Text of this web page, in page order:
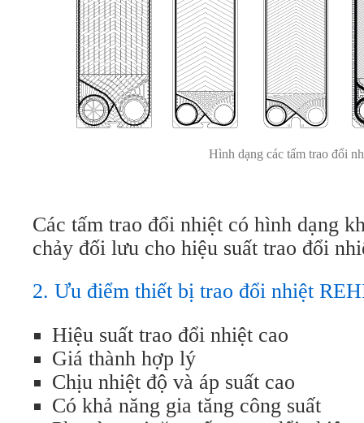
Hình dạng các tấm trao đổi
Các tấm trao đổi nhiệt có hình dạng
chảy đối lưu cho hiệu suất trao đổi
2. Ưu điểm thiết bị trao đổi nhiệt
Hiệu suất trao đổi nhiệt cao
Giá thành hợp lý
Chịu nhiệt độ và áp suất cao
Có khả năng gia tăng công suất